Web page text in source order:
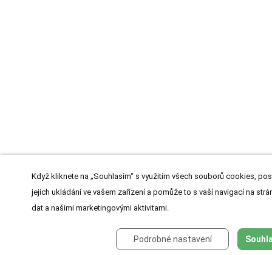
Když kliknete na „Souhlasím“ s využitím všech souborů cookies,
jejich ukládání ve vašem zařízení a pomůže to s vaší navigací na
dat a našimi marketingovými aktivitami.
Podrobné nastavení